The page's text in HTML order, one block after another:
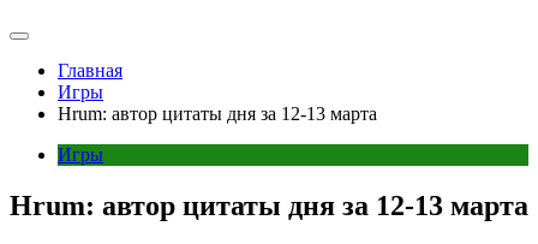
Главная
Игры
Hrum: автор цитаты дня за 12-13 марта
Игры
Hrum: автор цитаты дня за 12-13 марта